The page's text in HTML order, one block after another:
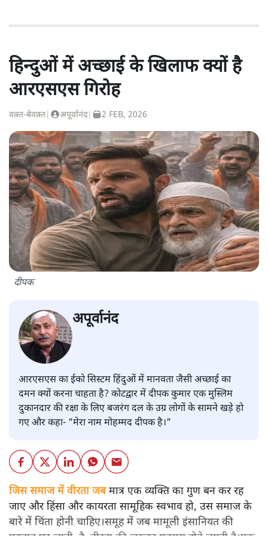
हिन्दुओं में अच्छाई के खिलाफ क्यों है
आरएसएस गिरोह
वक़्त-बेवक़्त अपूर्वानंद| 2 FEB, 2026
दीपक
अपूर्वानंद
आरएसएस का ईको सिस्टम हिंदुओं में मानवता जैसी अच्छाई का
दमन क्यों करना चाहता है? कोटद्वार में दीपक कुमार एक मुस्लिम
दुकानदार की रक्षा के लिए बजरंग दल के उग्र लोगों के सामने खड़े हो
गए और कहा- "मेरा नाम मोहम्मद दीपक है।"
जिस समाज में वीरता जबमात्र एक व्यक्ति का गुण बन कर रह
जाए और हिंसा और कायरता सामूहिक स्वभाव हो, उस समाज के
बारे में चिंता होनी चाहिए।समूह में जब मामूली इंसानियत की